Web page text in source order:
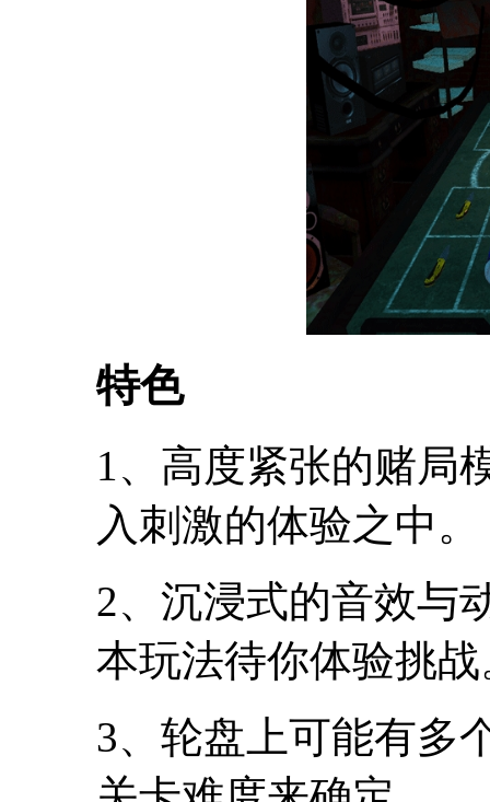
特色
1、高度紧张的赌局
入刺激的体验之中。
2、沉浸式的音效与
本玩法待你体验挑战
3、轮盘上可能有多